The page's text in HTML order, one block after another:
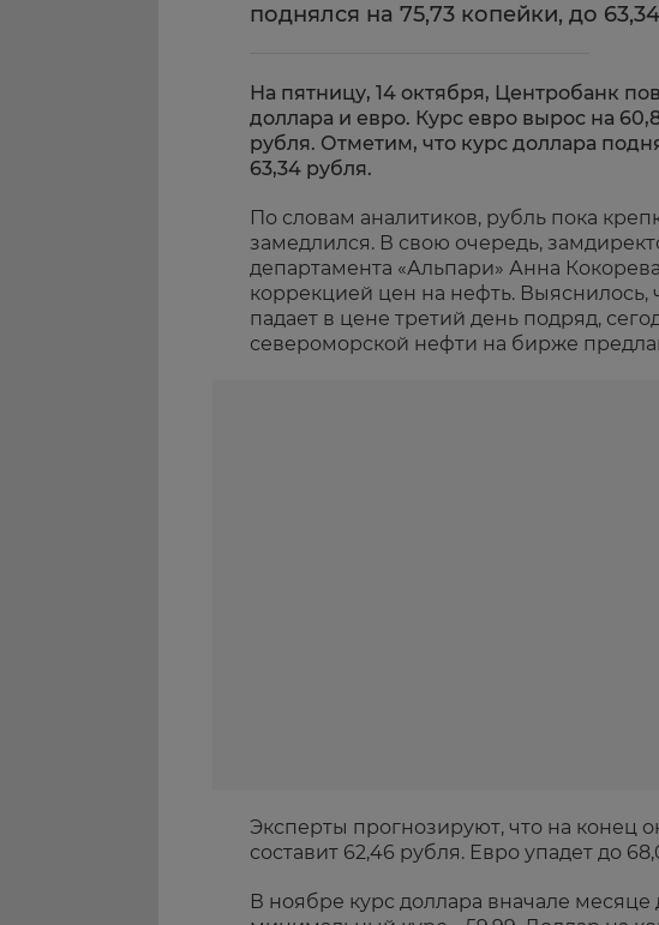
поднялся на 75,73 копейки, до
На пятницу, 14 октября, Центробанк
доллара и евро. Курс евро вырос на
рубля. Отметим, что курс доллара
63,34 рубля.
По словам аналитиков, рубль пока
замедлился. В свою очередь,
департамента «Альпари» Анна
коррекцией цен на нефть. Выяснилось,
падает в цене третий день подряд,
североморской нефти на бирже
Эксперты прогнозируют, что на конец
составит 62,46 рубля. Евро упадет до
В ноябре курс доллара вначале месяце